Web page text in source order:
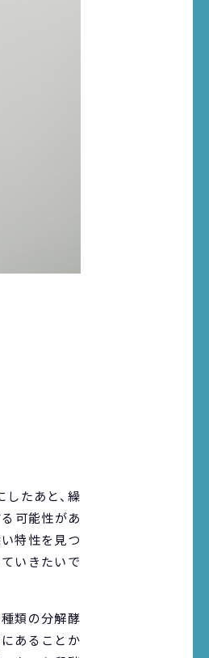
たあと、繰
可能性があ
特性を見つ
いきたいで
類の分解酵
あることか